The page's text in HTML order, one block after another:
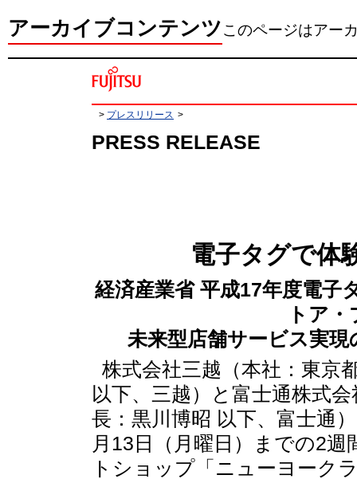
アーカイブコンテンツこのページはアー
> プレスリリース >
PRESS RELEASE
電子タグで体
経済産業省 平成17年度電子
トア
未来型店舗サービス実
株式会社三越（本社：東京
以下、三越）と富士通株式
長：黒川博昭 以下、富士通
月13日（月曜日）までの2
トショップ「ニューヨーク